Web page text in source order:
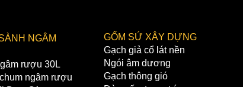
NGÂM
rượu 30L
ngâm rượu
GỐM SỨ XÂY DỰNG
Gạch giả cổ lát nền
Ngói âm dương
Gạch thông gió